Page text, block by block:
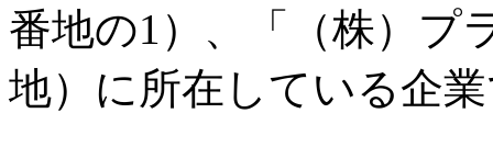
番地の1）、「（株）プ
地）に所在している企